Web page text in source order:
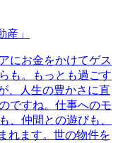
」
にお金をかけてゲス
も。もっとも過ごす
、人生の豊かさに直
ですね。仕事へのモ
、仲間との遊びも、
れます。世の物件を